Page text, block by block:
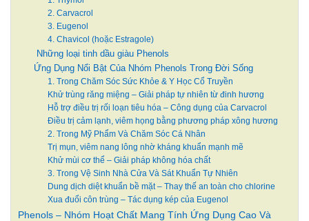
2. Carvacrol
3. Eugenol
4. Chavicol (hoặc Estragole)
Những loại tinh dầu giàu Phenols
Ứng Dụng Nổi Bật Của Nhóm Phenols Trong Đời Sống
1. Trong Chăm Sóc Sức Khỏe & Y Học Cổ Truyền
Khử trùng răng miệng – Giải pháp tự nhiên từ đinh hương
Hỗ trợ điều trị rối loạn tiêu hóa – Công dụng của Carvacrol
Điều trị cảm lạnh, viêm họng bằng phương pháp xông hương
2. Trong Mỹ Phẩm Và Chăm Sóc Cá Nhân
Trị mụn, viêm nang lông nhờ kháng khuẩn mạnh mẽ
Khử mùi cơ thể – Giải pháp không hóa chất
3. Trong Vệ Sinh Nhà Cửa Và Sát Khuẩn Tự Nhiên
Dung dịch diệt khuẩn bề mặt – Thay thế an toàn cho chlorine
Xua đuổi côn trùng – Tác dụng kép của Eugenol
Phenols – Nhóm Hoạt Chất Mang Tính Ứng Dụng Cao Và